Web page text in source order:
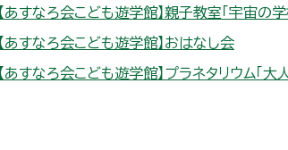
【あすなろ会こども遊学館】親子教室「宇宙の
【あすなろ会こども遊学館】おはなし会
【あすなろ会こども遊学館】プラネタリウム「